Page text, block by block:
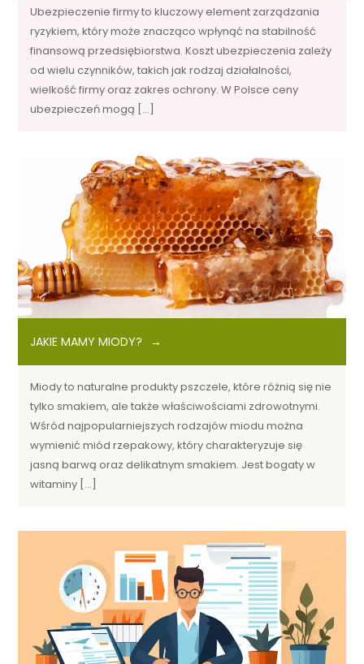
Ubezpieczenie firmy to kluczowy element zarządzania
ryzykiem, który może znacząco wpłynąć na stabilność
finansową przedsiębiorstwa. Koszt ubezpieczenia zależy
od wielu czynników, takich jak rodzaj działalności,
wielkość firmy oraz zakres ochrony. W Polsce ceny
ubezpieczeń mogą […]
JAKIE MAMY MIODY?
Miody to naturalne produkty pszczele, które różnią się nie
tylko smakiem, ale także właściwościami zdrowotnymi.
Wśród najpopularniejszych rodzajów miodu można
wymienić miód rzepakowy, który charakteryzuje się
jasną barwą oraz delikatnym smakiem. Jest bogaty w
witaminy […]